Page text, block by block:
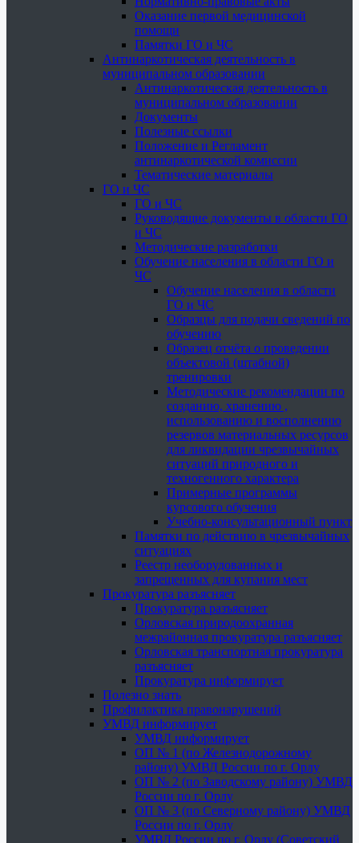
Оказание первой медицинской
помощи
Памятки ГО и ЧС
Антинаркотическая деятельность в
муниципальном образовании
Антинаркотическая деятельность в
муниципальном образовании
Документы
Полезные ссылки
Положение и Регламент
антинаркотической комиссии
Тематические материалы
ГО и ЧС
ГО и ЧС
Руководящие документы в области ГО
и ЧС
Методические разработки
Обучение населения в области ГО и
ЧС
Обучение населения в области
ГО и ЧС
Образцы для подачи сведений по
обучению
Образец отчёта о проведении
объектовой (штабной)
тренировки
Методические рекомендации по
созданию, хранению ,
использованию и восполнению
резервов материальных ресурсов
для ликвидации чрезвычайных
ситуаций природного и
техногенного характера
Примерные программы
курсового обучения
Учебно-консультационный пункт
Памятки по действию в чрезвычайных
ситуациях
Реестр необорудованных и
запрещенных для купания мест
Прокуратура разъясняет
Прокуратура разъясняет
Орловская природоохранная
межрайонная прокуратура разъясняет
Орловская транспортная прокуратура
разъясняет
Прокуратура информирует
Полезно знать
Профилактика правонарушений
УМВД информирует
УМВД информирует
ОП № 1 (по Железнодорожному
району) УМВД России по г. Орлу
ОП № 2 (по Заводскому району) УМВД
России по г. Орлу
ОП № 3 (по Северному району) УМВД
России по г. Орлу
УМВД России по г. Орлу (Советский